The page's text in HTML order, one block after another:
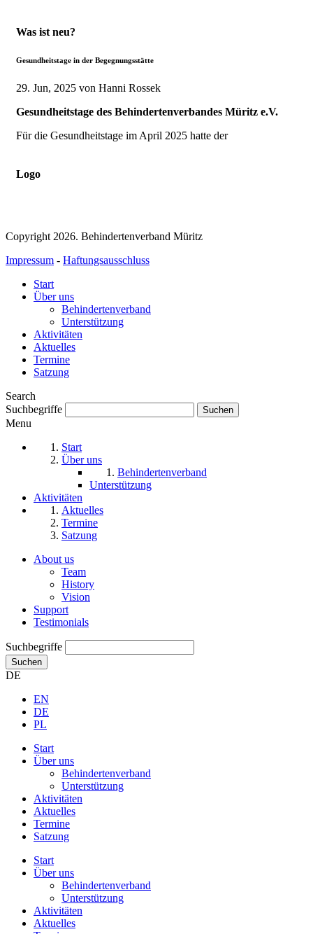
Was ist neu?
Gesundheitstage in der Begegnungsstätte
29. Jun, 2025 von Hanni Rossek
Gesundheitstage des Behindertenverbandes Müritz e.V.
Für die Gesundheitstage im April 2025 hatte der
Logo
Copyright 2026. Behindertenverband Müritz
Impressum - Haftungsausschluss
Start
Über uns
Behindertenverband
Unterstützung
Aktivitäten
Aktuelles
Termine
Satzung
Search
Suchbegriffe
Menu
Start
Über uns
Behindertenverband
Unterstützung
Aktivitäten
Aktuelles
Termine
Satzung
About us
Team
History
Vision
Support
Testimonials
Suchbegriffe
Suchen
DE
EN
DE
PL
Start
Über uns
Behindertenverband
Unterstützung
Aktivitäten
Aktuelles
Termine
Satzung
Start
Über uns
Behindertenverband
Unterstützung
Aktivitäten
Aktuelles